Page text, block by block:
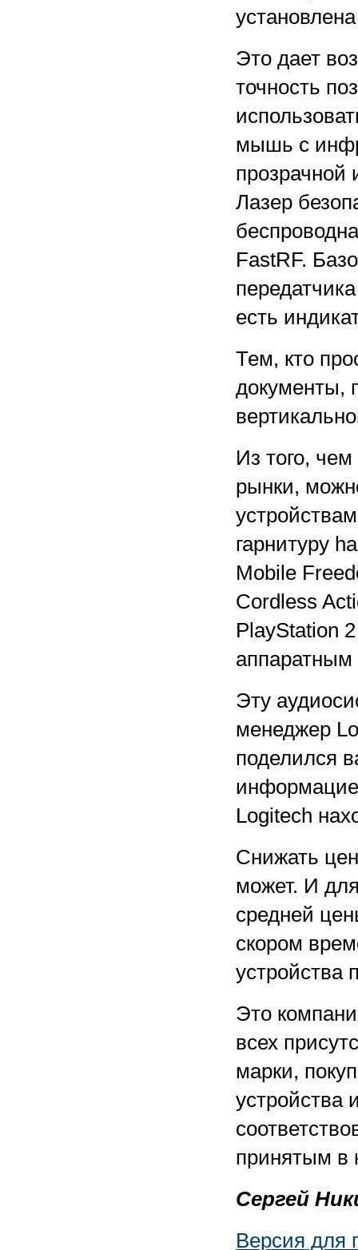
Это дает
точность
мышь с
прозрачной
Лазер
FastRF.
есть
Тем, кто
документы,
Из того,
рынки,
гарнитуру
Mobile
Cordless
PlayStation
аппаратным
Эту
менеджер
поделился
Logitech
Снижать
может. И
средней
скором
устройства
Это
всех
марки,
устройства
принятым в
Сергей
Версия для